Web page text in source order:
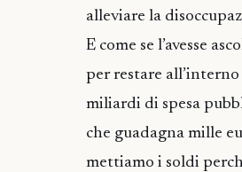
alleviare la
E come se l’avesse
per restare
miliardi di spesa
che guadagna mille
mettiamo i soldi